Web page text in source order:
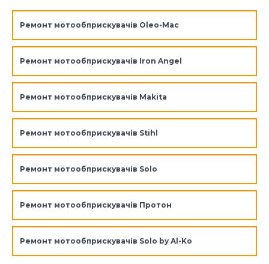
Ремонт мотообприскувачів Oleo-Mac
Ремонт мотообприскувачів Iron Angel
Ремонт мотообприскувачів Makita
Ремонт мотообприскувачів Stihl
Ремонт мотообприскувачів Solo
Ремонт мотообприскувачів Протон
Ремонт мотообприскувачів Solo by Al-Ko